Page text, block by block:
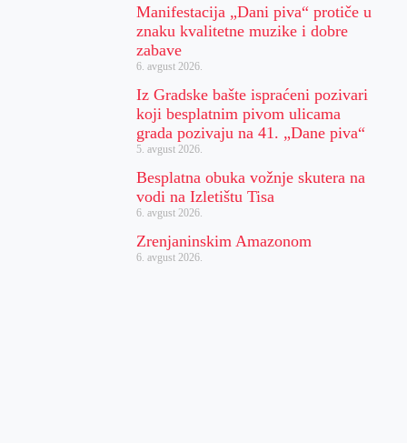
Manifestacija „Dani piva“ protiče u
znaku kvalitetne muzike i dobre
zabave
6. avgust 2026.
Iz Gradske bašte ispraćeni pozivari
koji besplatnim pivom ulicama
grada pozivaju na 41. „Dane piva“
5. avgust 2026.
Besplatna obuka vožnje skutera na
vodi na Izletištu Tisa
6. avgust 2026.
Zrenjaninskim Amazonom
6. avgust 2026.